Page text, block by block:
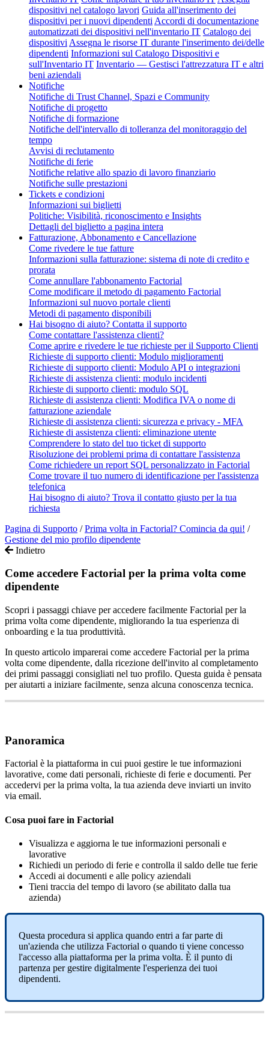
dispositivi nel catalogo lavori Guida all'inserimento dei
dispositivi per i nuovi dipendenti Accordi di documentazione
automatizzati dei dispositivi nell'inventario IT Catalogo dei
dispositivi Assegna le risorse IT durante l'inserimento dei/delle
dipendenti Informazioni sul Catalogo Dispositivi e
sull'Inventario IT Inventario — Gestisci l'attrezzatura IT e altri
beni aziendali
Notifiche
Notifiche di Trust Channel, Spazi e Community
Notifiche di progetto
Notifiche di formazione
Notifiche dell'intervallo di tolleranza del monitoraggio del
tempo
Avvisi di reclutamento
Notifiche di ferie
Notifiche relative allo spazio di lavoro finanziario
Notifiche sulle prestazioni
Tickets e condizioni
Informazioni sui biglietti
Politiche: Visibilità, riconoscimento e Insights
Dettagli del biglietto a pagina intera
Fatturazione, Abbonamento e Cancellazione
Come rivedere le tue fatture
Informazioni sulla fatturazione: sistema di note di credito e
prorata
Come annullare l'abbonamento Factorial
Come modificare il metodo di pagamento Factorial
Informazioni sul nuovo portale clienti
Metodi di pagamento disponibili
Hai bisogno di aiuto? Contatta il supporto
Come contattare l'assistenza clienti?
Come aprire e rivedere le tue richieste per il Supporto Clienti
Richieste di supporto clienti: Modulo miglioramenti
Richieste di supporto clienti: Modulo API o integrazioni
Richieste di assistenza clienti: modulo incidenti
Richieste di supporto clienti: modulo SQL
Richieste di assistenza clienti: Modifica IVA o nome di
fatturazione aziendale
Richieste di assistenza clienti: sicurezza e privacy - MFA
Richieste di assistenza clienti: eliminazione utente
Comprendere lo stato del tuo ticket di supporto
Risoluzione dei problemi prima di contattare l'assistenza
Come richiedere un report SQL personalizzato in Factorial
Come trovare il tuo numero di identificazione per l'assistenza
telefonica
Hai bisogno di aiuto? Trova il contatto giusto per la tua
richiesta
Pagina di Supporto / Prima volta in Factorial? Comincia da qui! /
Gestione del mio profilo dipendente
Indietro
Come accedere Factorial per la prima volta come
dipendente
Scopri i passaggi chiave per accedere facilmente Factorial per la
prima volta come dipendente, migliorando la tua esperienza di
onboarding e la tua produttività.
In questo articolo imparerai come accedere Factorial per la prima
volta come dipendente, dalla ricezione dell'invito al completamento
dei primi passaggi consigliati nel tuo profilo. Questa guida è pensata
per aiutarti a iniziare facilmente, senza alcuna conoscenza tecnica.
Panoramica
Factorial è la piattaforma in cui puoi gestire le tue informazioni
lavorative, come dati personali, richieste di ferie e documenti. Per
accedervi per la prima volta, la tua azienda deve inviarti un invito
via email.
Cosa puoi fare in Factorial
Visualizza e aggiorna le tue informazioni personali e
lavorative
Richiedi un periodo di ferie e controlla il saldo delle tue ferie
Accedi ai documenti e alle policy aziendali
Tieni traccia del tempo di lavoro (se abilitato dalla tua
azienda)
Questa procedura si applica quando entri a far parte di
un'azienda che utilizza Factorial o quando ti viene concesso
l'accesso alla piattaforma per la prima volta. È il punto di
partenza per gestire digitalmente l'esperienza dei tuoi
dipendenti.